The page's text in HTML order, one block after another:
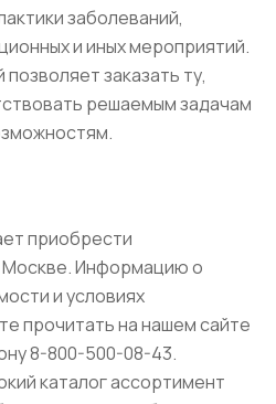
заболеваний,
и иных мероприятий.
заказать ту,
решаемым задачам
приобрести
Москве. Информацию о
и условиях
прочитать на нашем сайте
8-800-500-08-43.
каталог ассортимент